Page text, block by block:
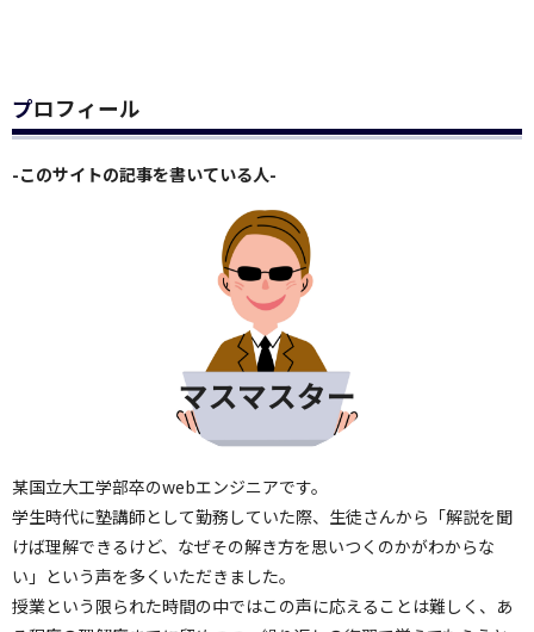
プロフィール
-このサイトの記事を書いている人-
某国立大工学部卒のwebエンジニアです。
学生時代に塾講師として勤務していた際、生徒さんから「解説を聞
けば理解できるけど、なぜその解き方を思いつくのかがわからな
い」という声を多くいただきました。
授業という限られた時間の中ではこの声に応えることは難しく、あ